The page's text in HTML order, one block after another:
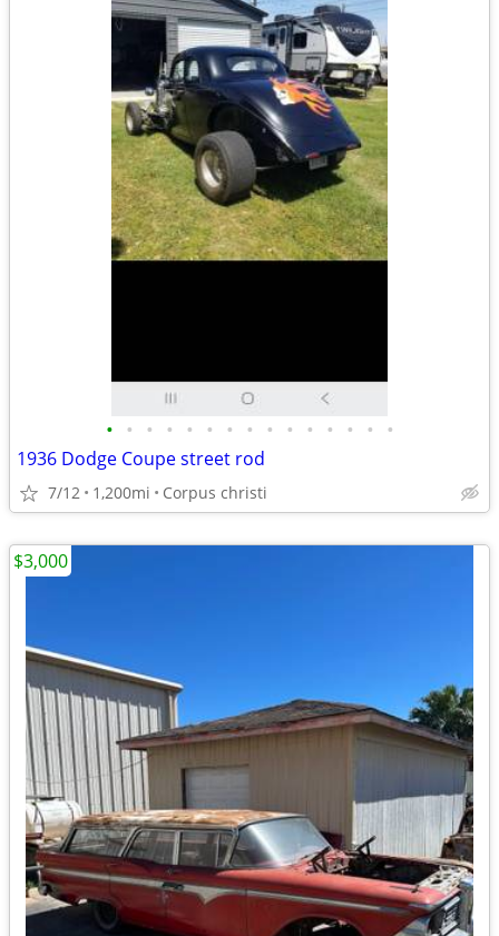
• • • • • • • • • • • • • • •
1936 Dodge Coupe street rod
7/12 1,200mi Corpus christi
$3,000